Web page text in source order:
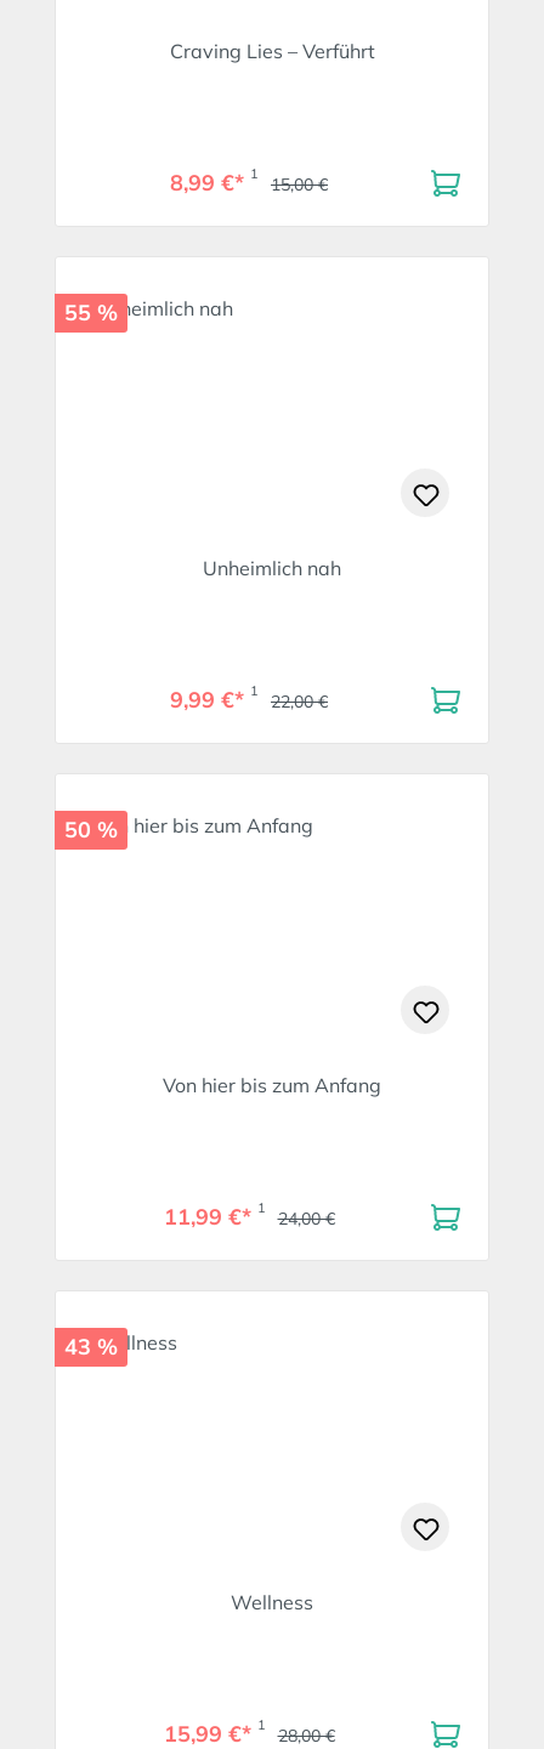
Craving Lies – Verführt
8,99 €* 1 15,00 €
55 %
Unheimlich nah
9,99 €* 1 22,00 €
50 %
Von hier bis zum Anfang
11,99 €* 1 24,00 €
43 %
Wellness
15,99 €* 1 28,00 €